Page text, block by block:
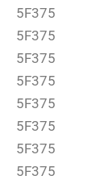
5F375
5F375
5F375
5F375
5F375
5F375
5F375
5F375